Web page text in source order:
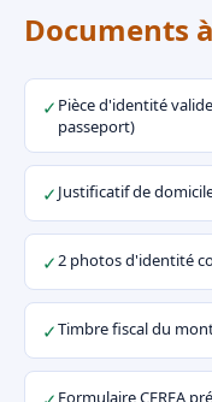
Documents
✓ Pièce d'identité
passeport)
✓Justificatif de
✓2 photos d'identité
✓Timbre fiscal du
Formulaire CERFA